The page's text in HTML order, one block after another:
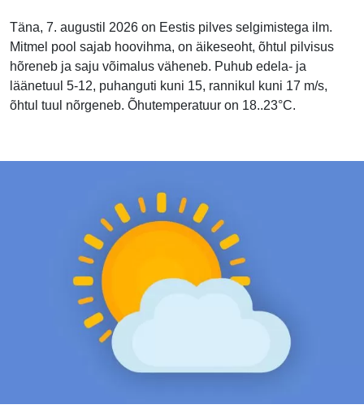
Täna, 7. augustil 2026 on Eestis pilves selgimistega ilm.
Mitmel pool sajab hoovihma, on äikeseoht, õhtul pilvisus
hõreneb ja saju võimalus väheneb. Puhub edela- ja
läänetuul 5-12, puhanguti kuni 15, rannikul kuni 17 m/s,
õhtul tuul nõrgeneb. Õhutemperatuur on 18..23°C.